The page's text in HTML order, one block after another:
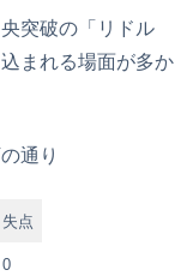
突破の「リドル
まれる場面が多か
通り
失点
0